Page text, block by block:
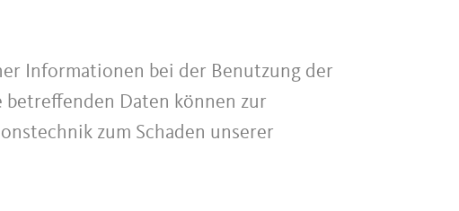
Informationen bei der Benutzung der
Daten können zur
zum Schaden unserer